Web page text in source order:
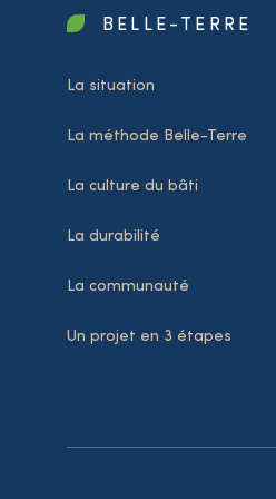
BELLE-TERRE
La situation
La méthode Belle-Terre
La culture du bâti
La durabilité
La communauté
Un projet en 3 étapes